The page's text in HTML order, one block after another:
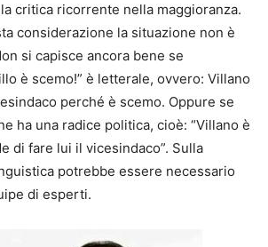
critica ricorrente nella maggioranza.
considerazione la situazione non è
si capisce ancora bene se
è scemo!” è letterale, ovvero: Villano
perché è scemo. Oppure se
ha una radice politica, cioè: “Villano è
di fare lui il vicesindaco”. Sulla
potrebbe essere necessario
di esperti.